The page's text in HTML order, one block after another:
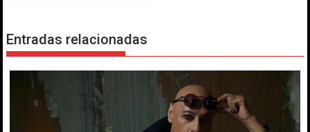
Entradas relacionadas